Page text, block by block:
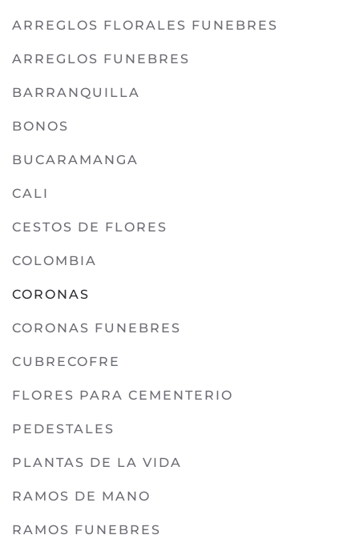
ARREGLOS FLORALES FUNEBRES
ARREGLOS FUNEBRES
BARRANQUILLA
BONOS
BUCARAMANGA
CALI
CESTOS DE FLORES
COLOMBIA
CORONAS
CORONAS FUNEBRES
CUBRECOFRE
FLORES PARA CEMENTERIO
PEDESTALES
PLANTAS DE LA VIDA
RAMOS DE MANO
RAMOS FUNEBRES